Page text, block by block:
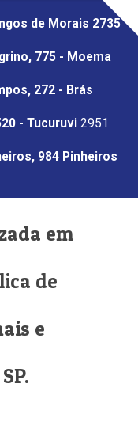
de Morais 2735
775 - Moema
272 - Brás
- Tucuruvi 2951
984 Pinheiros
em
de
e